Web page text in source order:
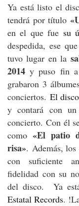
Ya está listo el
tendrá por título
en el que fue su
despedida, ese
tuvo lugar en la
2014 y puso fin a
grabaron 3
conciertos. El
y contará con
concierto. Con él
como«El patio
risa». Además, los
con suficiente
fidelidad con su
del disco. Ya
Estatal Records.